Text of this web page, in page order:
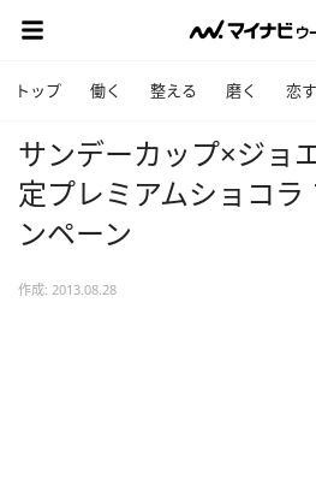
トップ 働く 整える 磨く 恋
サンデーカップ×ジョ
定プレミアムショコラ
ンペーン
作成: 2013.08.28